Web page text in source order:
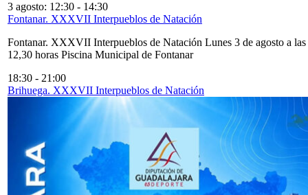
3 agosto: 12:30 - 14:30
Fontanar. XXXVII Interpueblos de Natación
Fontanar. XXXVII Interpueblos de Natación Lunes 3 de agosto a las
12,30 horas Piscina Municipal de Fontanar
18:30 - 21:00
Brihuega. XXXVII Interpueblos de Natación